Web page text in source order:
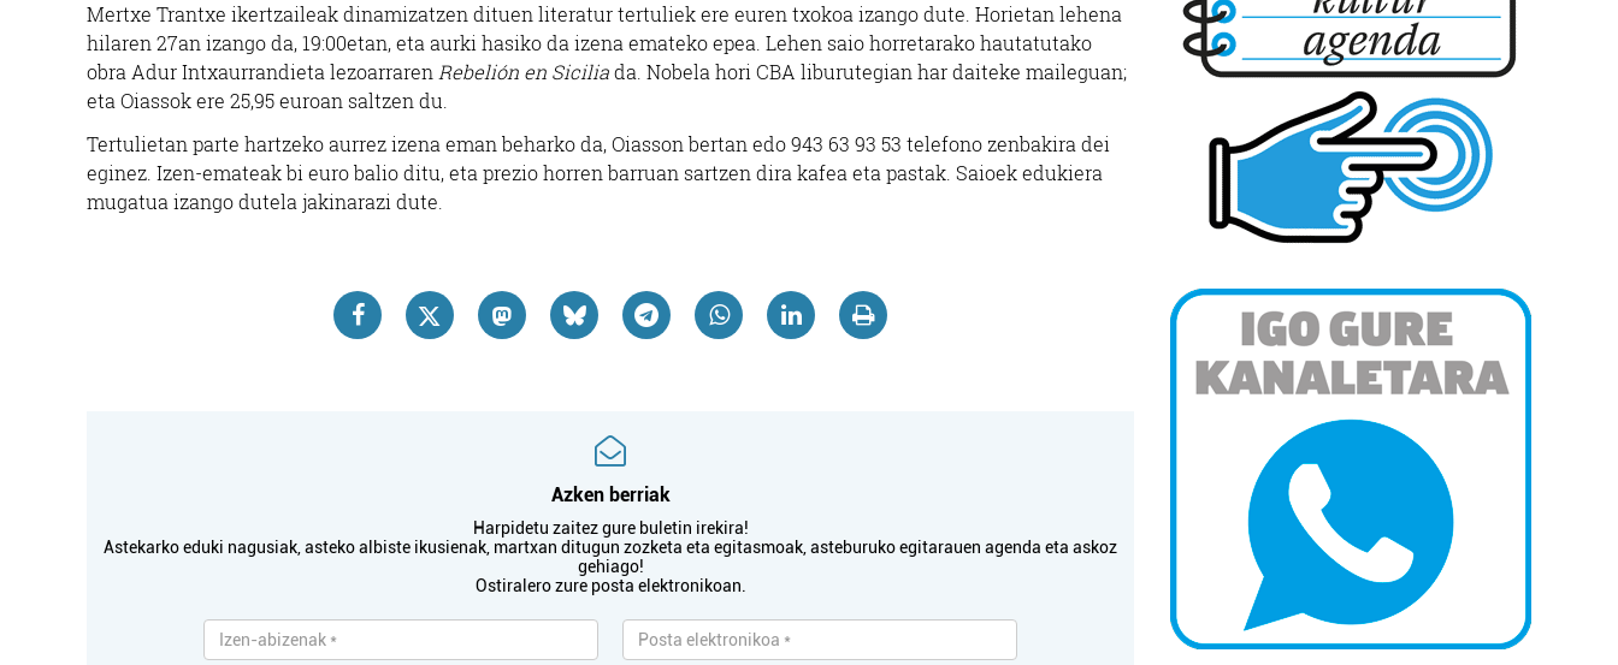
Mertxe Trantxe ikertzaileak dinamizatzen dituen literatur tertuliek ere euren txokoa izango dute. Horietan lehena
hilaren 27an izango da, 19:00etan, eta aurki hasiko da izena emateko epea. Lehen saio horretarako hautatutako
obra Adur Intxaurrandieta lezoarraren Rebelión en Siciliada. Nobela hori CBA liburutegian har daiteke maileguan;
eta Oiassok ere 25,95 euroan saltzen du.
Tertulietan parte hartzeko aurrez izena eman beharko da, Oiasson bertan edo 943 63 93 53 telefono zenbakira dei
eginez. Izen-emateak bi euro balio ditu, eta prezio horren barruan sartzen dira kafea eta pastak. Saioek edukiera
mugatua izango dutela jakinarazi dute.
Azken berriak
Harpidetu zaitez gure buletin irekira!
Astekarko eduki nagusiak, asteko albiste ikusienak, martxan ditugun zozketa eta egitasmoak, asteburuko egitarauen agenda eta askoz
gehiago!
Ostiralero zure posta elektronikoan.